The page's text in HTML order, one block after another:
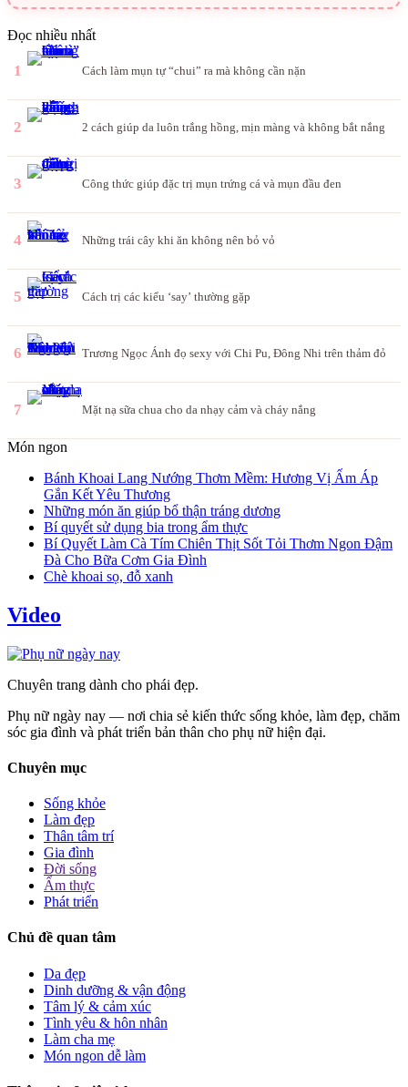
Đọc nhiều nhất
1 Cách làm mụn tự “chui” ra mà không cần nặn
2 2 cách giúp da luôn trắng hồng, mịn màng và không bắt nắng
3 Công thức giúp đặc trị mụn trứng cá và mụn đầu đen
4 Những trái cây khi ăn không nên bỏ vỏ
5 Cách trị các kiểu ‘say’ thường gặp
6 Trương Ngọc Ánh đọ sexy với Chi Pu, Đông Nhi trên thảm đỏ
7 Mặt nạ sữa chua cho da nhạy cảm và cháy nắng
Món ngon
Bánh Khoai Lang Nướng Thơm Mềm: Hương Vị Ấm Áp
Gắn Kết Yêu Thương
Những món ăn giúp bổ thận tráng dương
Bí quyết sử dụng bia trong ẩm thực
Bí Quyết Làm Cà Tím Chiên Thịt Sốt Tỏi Thơm Ngon Đậm
Đà Cho Bữa Cơm Gia Đình
Chè khoai sọ, đỗ xanh
Video
Chuyên trang dành cho phái đẹp.
Phụ nữ ngày nay — nơi chia sẻ kiến thức sống khỏe, làm đẹp, chăm
sóc gia đình và phát triển bản thân cho phụ nữ hiện đại.
Chuyên mục
Sống khỏe
Làm đẹp
Thân tâm trí
Gia đình
Đời sống
Ẩm thực
Phát triển
Chủ đề quan tâm
Da đẹp
Dinh dưỡng & vận động
Tâm lý & cảm xúc
Tình yêu & hôn nhân
Làm cha mẹ
Món ngon dễ làm